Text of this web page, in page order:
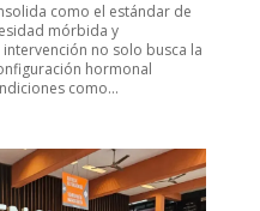
como el estándar de
mórbida y
no solo busca la
hormonal
como...